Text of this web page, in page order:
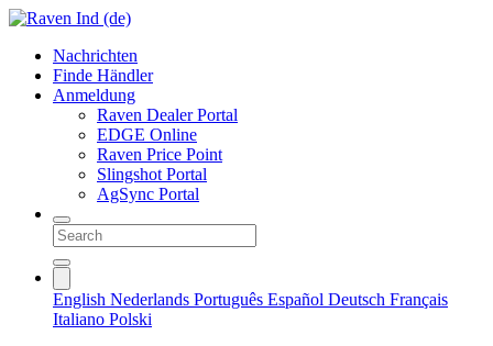
Nachrichten
Finde Händler
Anmeldung
Raven Dealer Portal
EDGE Online
Raven Price Point
Slingshot Portal
AgSync Portal
English Nederlands Português Español Deutsch Français
Italiano Polski